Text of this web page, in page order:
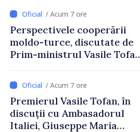
/ Acum 7 ore
cooperării
turce, discutate de
ministrul Vasile Tofan
Mustafa Sertel
/ Acum 7 ore
Premierul Vasile Tofan, în
discuții cu Ambasadorul
Italiei, Giuseppe Maria